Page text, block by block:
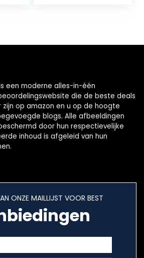
een moderne alles-in-één
die de beste deals
op amazon en u op de hoogte
blogs. Alle afbeeldingen
door hun respectievelijke
inhoud is afgeleid van hun
ONZE MAILLIJST VOOR BEST